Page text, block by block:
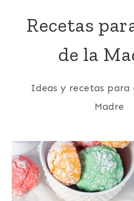
Recetas
de la
Ideas y recetas para
Madre